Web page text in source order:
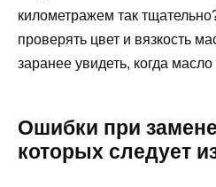
километражем так
проверять цвет и вязкость
заранее увидеть, когда
Ошибки при
которых следует